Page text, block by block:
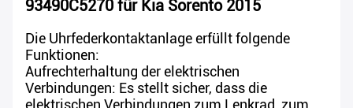
93490C5270 für Kia Sorento 2015
Die Uhrfederkontaktanlage erfüllt folgende
Funktionen:
Aufrechterhaltung der elektrischen
Verbindungen: Es stellt sicher, dass die
elektrischen Verbindungen zum Lenkrad, zum